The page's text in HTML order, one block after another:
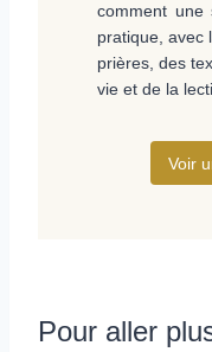
comment
pratique, avec
prières, des
vie et de la
Voir
Pour aller